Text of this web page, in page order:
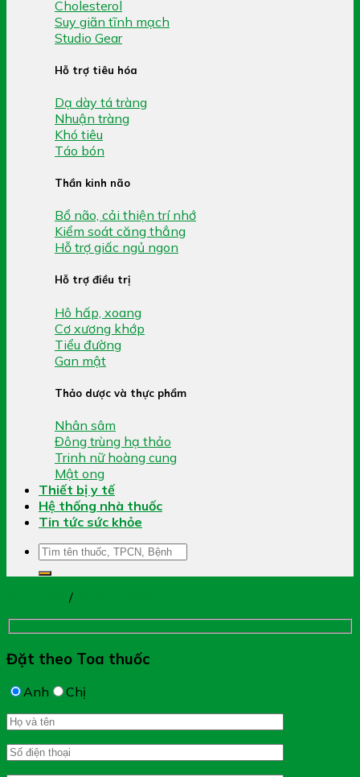
Cholesterol
Suy giãn tĩnh mạch
Studio Gear
Hỗ trợ tiêu hóa
Dạ dày tá tràng
Nhuận tràng
Khó tiêu
Táo bón
Thần kinh não
Bổ não, cải thiện trí nhớ
Kiểm soát căng thẳng
Hỗ trợ giấc ngủ ngon
Hỗ trợ điều trị
Hô hấp, xoang
Cơ xương khớp
Tiểu đường
Gan mật
Thảo dược và thực phẩm
Nhân sâm
Đông trùng hạ thảo
Trinh nữ hoàng cung
Mật ong
Thiết bị y tế
Hệ thống nhà thuốc
Tin tức sức khỏe
Tìm
kiếm:
/
Đặt theo Toa thuốc
Anh Chị